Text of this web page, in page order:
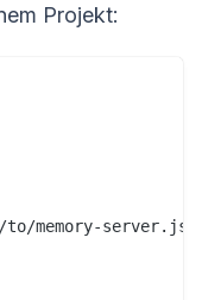
Projekt:
memory-